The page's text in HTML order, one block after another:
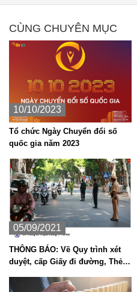
CÙNG CHUYÊN MỤC
10/10/2023
Tổ chức Ngày Chuyển đổi số
quốc gia năm 2023
05/09/2021
THÔNG BÁO: Về Quy trình xét
duyệt, cấp Giấy đi đường, Thẻ
theo yêu cầu phòng, chống dịch